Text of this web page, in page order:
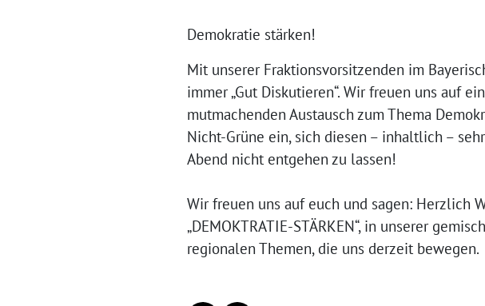
Demokratie stärken!
Mit unserer Fraktionsvorsitzenden im
immer „Gut Diskutieren“. Wir freuen uns auf
mutmachenden Austausch zum Thema
Nicht-Grüne ein, sich diesen – inhaltlich –
Abend nicht entgehen zu lassen!
Wir freuen uns auf euch und sagen: Herzlich
„DEMOKTRATIE-STÄRKEN“, in unserer
regionalen Themen, die uns derzeit bewegen.